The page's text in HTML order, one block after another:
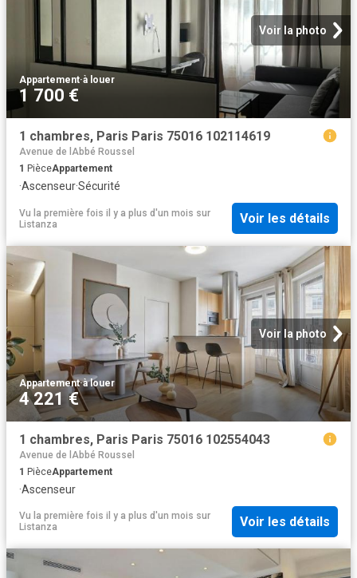
Voir la photo
Appartement·à louer
1 700 €
1 chambres, Paris Paris 75016 102114619
Avenue de lAbbé Roussel
1 PièceAppartement
·Ascenseur·Sécurité
Vu la première fois il y a plus d'un mois sur
Listanza
Voir les détails
Voir la photo
Appartement·à louer
4 221 €
1 chambres, Paris Paris 75016 102554043
Avenue de lAbbé Roussel
1 PièceAppartement
·Ascenseur
Vu la première fois il y a plus d'un mois sur
Listanza
Voir les détails